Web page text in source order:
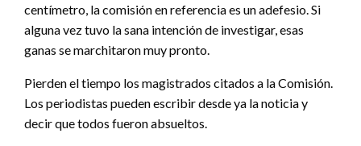
centímetro, la comisión en referencia es un adefesio. Si
alguna vez tuvo la sana intención de investigar, esas
ganas se marchitaron muy pronto.
Pierden el tiempo los magistrados citados a la Comisión.
Los periodistas pueden escribir desde ya la noticia y
decir que todos fueron absueltos.